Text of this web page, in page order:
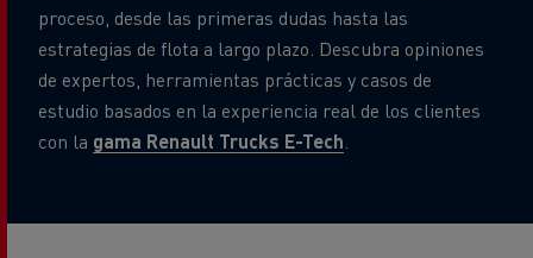
proceso, desde las primeras dudas hasta las
estrategias de flota a largo plazo. Descubra opiniones
de expertos, herramientas prácticas y casos de
estudio basados en la experiencia real de los clientes
con la gama Renault Trucks E-Tech